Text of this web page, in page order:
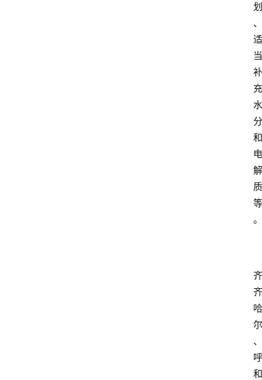
划
、
适
当
补
充
水
分
和
电
解
质
等
。
齐
齐
哈
尔
、
呼
和